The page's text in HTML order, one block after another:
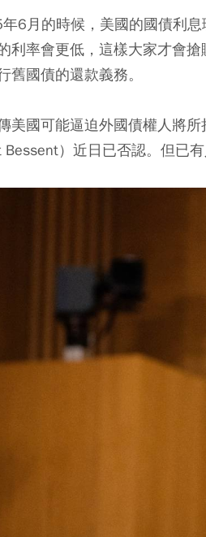
6月的時候，美國的國債利
利率會更低，這樣大家才會
舊國債的還款義務。
美國可能逼迫外國債權人將
Bessent）近日已否認。但已